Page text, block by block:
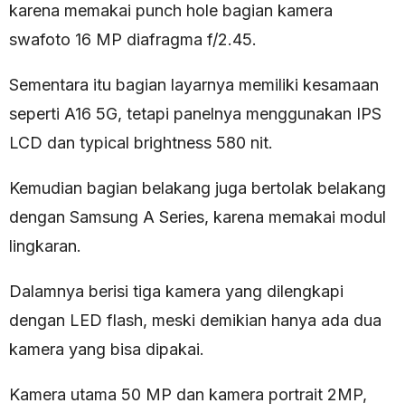
karena memakai punch hole bagian kamera
swafoto 16 MP diafragma f/2.45.
Sementara itu bagian layarnya memiliki kesamaan
seperti A16 5G, tetapi panelnya menggunakan IPS
LCD dan typical brightness 580 nit.
Kemudian bagian belakang juga bertolak belakang
dengan Samsung A Series, karena memakai modul
lingkaran.
Dalamnya berisi tiga kamera yang dilengkapi
dengan LED flash, meski demikian hanya ada dua
kamera yang bisa dipakai.
Kamera utama 50 MP dan kamera portrait 2MP,